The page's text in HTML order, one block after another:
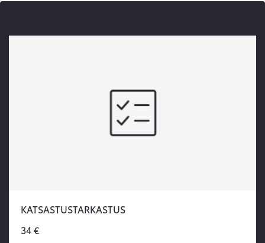
KATSASTUSTARKASTUS
34 €